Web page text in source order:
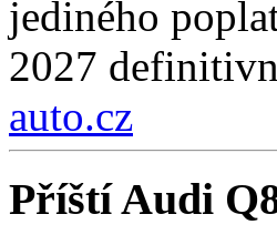
jediného
2027
auto.cz
Příští Audi